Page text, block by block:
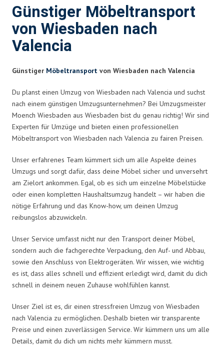
Günstiger Möbeltransport
von Wiesbaden nach
Valencia
Günstiger Möbeltransport von Wiesbaden nach Valencia
Du planst einen Umzug von Wiesbaden nach Valencia und suchst
nach einem günstigen Umzugsunternehmen? Bei Umzugsmeister
Moench Wiesbaden aus Wiesbaden bist du genau richtig! Wir sind
Experten für Umzüge und bieten einen professionellen
Möbeltransport von Wiesbaden nach Valencia zu fairen Preisen.
Unser erfahrenes Team kümmert sich um alle Aspekte deines
Umzugs und sorgt dafür, dass deine Möbel sicher und unversehrt
am Zielort ankommen. Egal, ob es sich um einzelne Möbelstücke
oder einen kompletten Haushaltsumzug handelt – wir haben die
nötige Erfahrung und das Know-how, um deinen Umzug
reibungslos abzuwickeln.
Unser Service umfasst nicht nur den Transport deiner Möbel,
sondern auch die fachgerechte Verpackung, den Auf- und Abbau,
sowie den Anschluss von Elektrogeräten. Wir wissen, wie wichtig
es ist, dass alles schnell und effizient erledigt wird, damit du dich
schnell in deinem neuen Zuhause wohlfühlen kannst.
Unser Ziel ist es, dir einen stressfreien Umzug von Wiesbaden
nach Valencia zu ermöglichen. Deshalb bieten wir transparente
Preise und einen zuverlässigen Service. Wir kümmern uns um alle
Details, damit du dich um nichts mehr kümmern musst.